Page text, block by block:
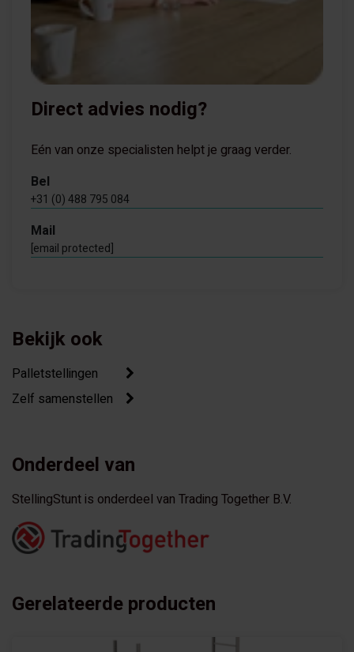
Direct advies nodig?
Eén van onze specialisten helpt je graag verder.
Bel
+31 (0) 488 795 084
Mail
[email protected]
Bekijk ook
Palletstellingen
Zelf samenstellen
Onderdeel van
StellingStunt is onderdeel van Trading Together B.V.
Gerelateerde producten